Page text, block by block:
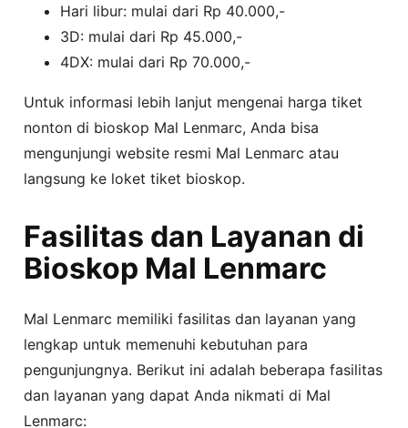
Hari libur: mulai dari Rp 40.000,-
3D: mulai dari Rp 45.000,-
4DX: mulai dari Rp 70.000,-
Untuk informasi lebih lanjut mengenai harga tiket
nonton di bioskop Mal Lenmarc, Anda bisa
mengunjungi website resmi Mal Lenmarc atau
langsung ke loket tiket bioskop.
Fasilitas dan Layanan di
Bioskop Mal Lenmarc
Mal Lenmarc memiliki fasilitas dan layanan yang
lengkap untuk memenuhi kebutuhan para
pengunjungnya. Berikut ini adalah beberapa fasilitas
dan layanan yang dapat Anda nikmati di Mal
Lenmarc: